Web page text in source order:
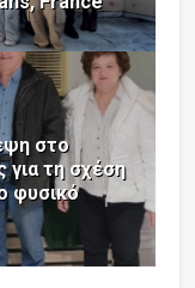
στο
για τη σχέση
φυσικό